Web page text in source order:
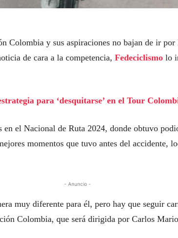
Colombia y sus aspiraciones no bajan de ir
de cara a la competencia, Fedeciclismo lo
para ‘desquitarse’ en el Tour
en el Nacional de Ruta 2024, donde obtuvo
momentos que tuvo antes del accidente,
- Anuncio -
muy diferente para él, pero hay que seguir
Colombia, que será dirigida por Carlos